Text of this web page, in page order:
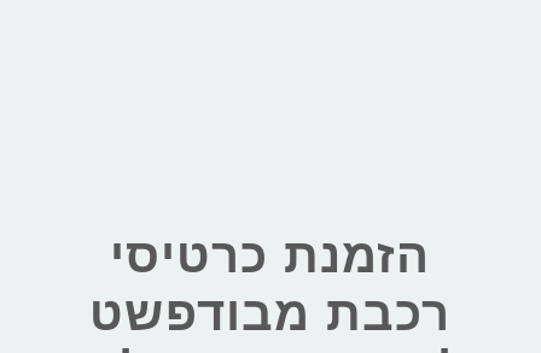
הזמנת כרטיסי
רכבת מבודפשט